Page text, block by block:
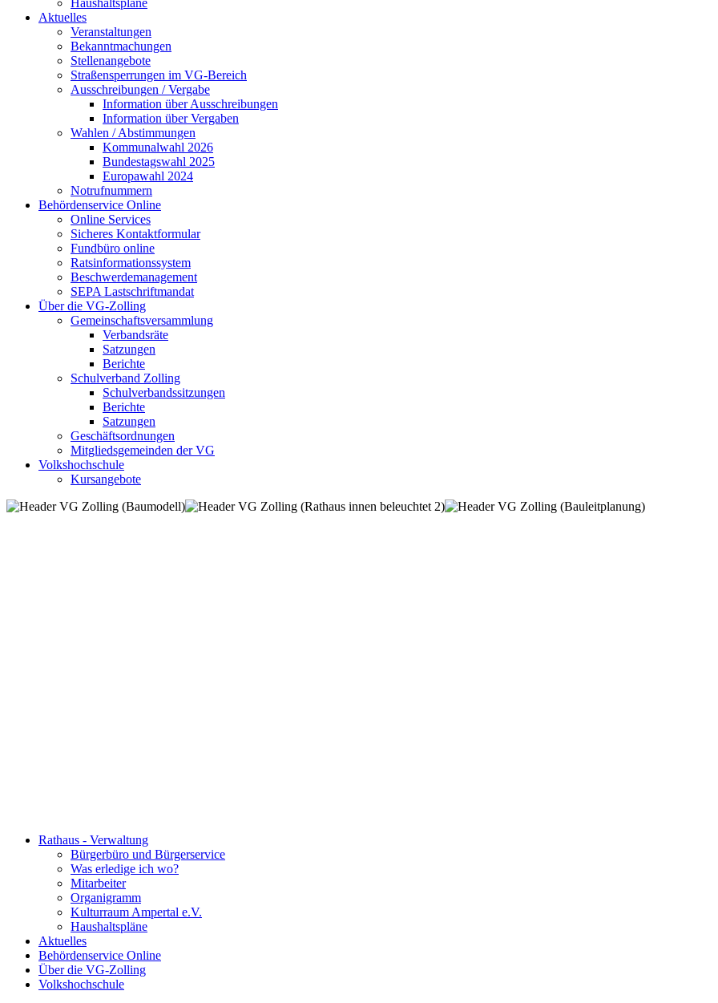
Haushaltspläne
Aktuelles
Veranstaltungen
Bekanntmachungen
Stellenangebote
Straßensperrungen im VG-Bereich
Ausschreibungen / Vergabe
Information über Ausschreibungen
Information über Vergaben
Wahlen / Abstimmungen
Kommunalwahl 2026
Bundestagswahl 2025
Europawahl 2024
Notrufnummern
Behördenservice Online
Online Services
Sicheres Kontaktformular
Fundbüro online
Ratsinformationssystem
Beschwerdemanagement
SEPA Lastschriftmandat
Über die VG-Zolling
Gemeinschaftsversammlung
Verbandsräte
Satzungen
Berichte
Schulverband Zolling
Schulverbandssitzungen
Berichte
Satzungen
Geschäftsordnungen
Mitgliedsgemeinden der VG
Volkshochschule
Kursangebote
Rathaus - Verwaltung
Bürgerbüro und Bürgerservice
Was erledige ich wo?
Mitarbeiter
Organigramm
Kulturraum Ampertal e.V.
Haushaltspläne
Aktuelles
Behördenservice Online
Über die VG-Zolling
Volkshochschule